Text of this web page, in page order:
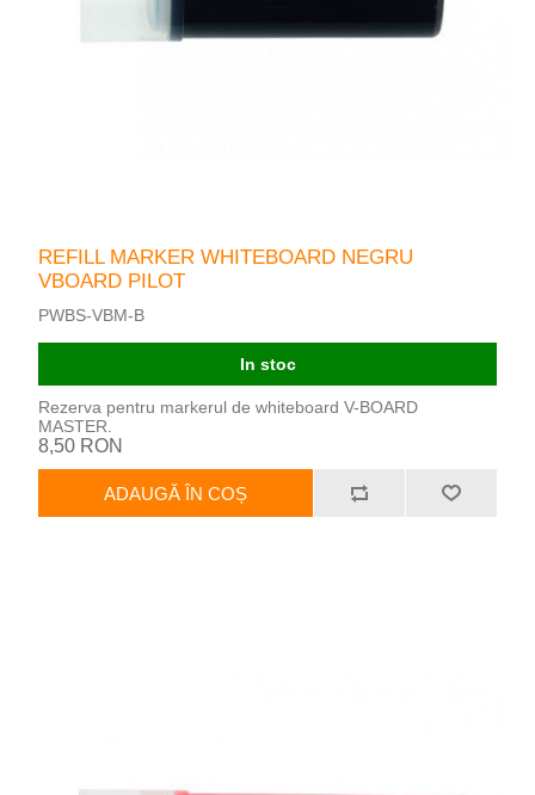
REFILL MARKER WHITEBOARD NEGRU
VBOARD PILOT
PWBS-VBM-B
In stoc
Rezerva pentru markerul de whiteboard V-BOARD
MASTER.
8,50 RON
ADAUGĂ ÎN COȘ